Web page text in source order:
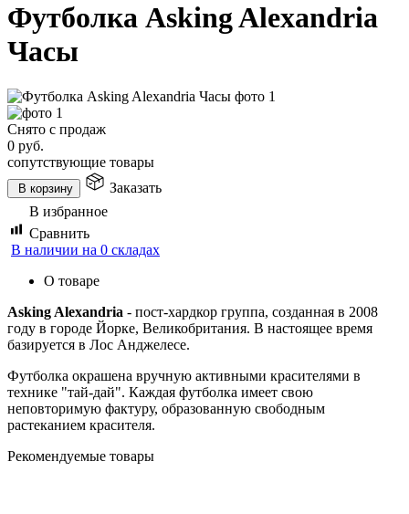
Футболка Asking Alexandria
Часы
Снято с продаж
0 руб.
сопутствующие товары
В корзину
Заказать
В избранное
Сравнить
В наличии на 0 складах
О товаре
Asking Alexandria - пост-хардкор группа, созданная в 2008
году в городе Йорке, Великобритания. В настоящее время
базируется в Лос Анджелесе.
Футболка окрашена вручную активными красителями в
технике "тай-дай". Каждая футболка имеет свою
неповторимую фактуру, образованную свободным
растеканием красителя.
Рекомендуемые товары